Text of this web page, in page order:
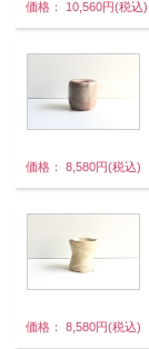
価格： 10,560円(税込)
価格： 8,580円(税込)
価格： 8,580円(税込)